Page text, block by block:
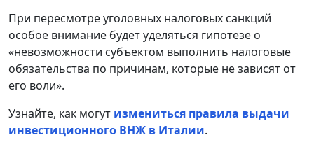
При пересмотре уголовных налоговых санкций
особое внимание будет уделяться гипотезе о
«невозможности субъектом выполнить налоговые
обязательства по причинам, которые не зависят от
его воли».
Узнайте, как могут измениться правила выдачи
инвестиционного ВНЖ в Италии.